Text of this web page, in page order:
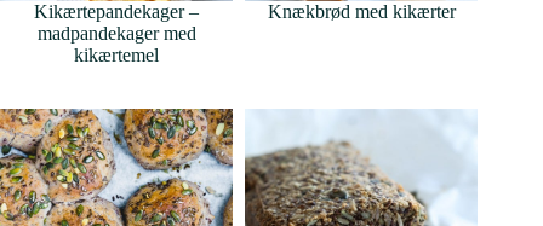
Kikærtepandekager –
madpandekager med
kikærtemel
Knækbrød med kikærter